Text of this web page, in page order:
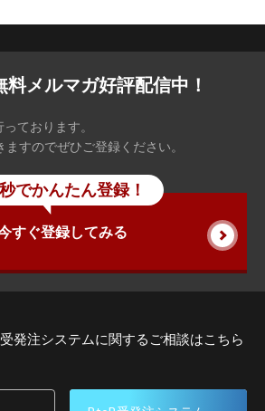
料メルマガ好評配信中！
ております。
すのでぜひご登録ください。
すぐ登録してみる
でかんたん登録！
発注システムに関するご相談はこちら